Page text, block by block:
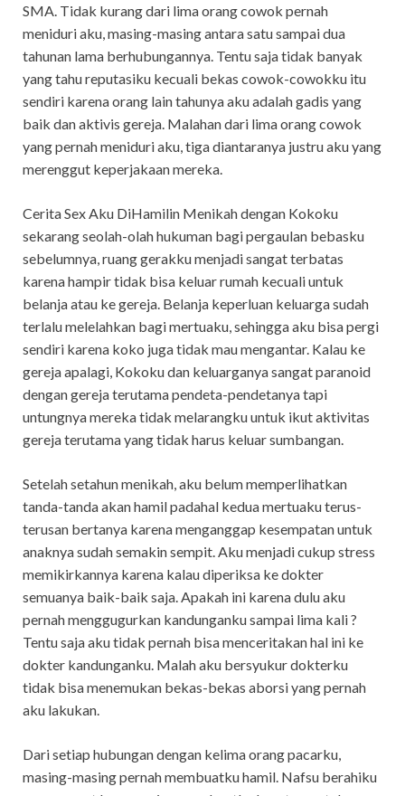
SMA. Tidak kurang dari lima orang cowok pernah
meniduri aku, masing-masing antara satu sampai dua
tahunan lama berhubungannya. Tentu saja tidak banyak
yang tahu reputasiku kecuali bekas cowok-cowokku itu
sendiri karena orang lain tahunya aku adalah gadis yang
baik dan aktivis gereja. Malahan dari lima orang cowok
yang pernah meniduri aku, tiga diantaranya justru aku yang
merenggut keperjakaan mereka.
Cerita Sex Aku DiHamilin Menikah dengan Kokoku
sekarang seolah-olah hukuman bagi pergaulan bebasku
sebelumnya, ruang gerakku menjadi sangat terbatas
karena hampir tidak bisa keluar rumah kecuali untuk
belanja atau ke gereja. Belanja keperluan keluarga sudah
terlalu melelahkan bagi mertuaku, sehingga aku bisa pergi
sendiri karena koko juga tidak mau mengantar. Kalau ke
gereja apalagi, Kokoku dan keluarganya sangat paranoid
dengan gereja terutama pendeta-pendetanya tapi
untungnya mereka tidak melarangku untuk ikut aktivitas
gereja terutama yang tidak harus keluar sumbangan.
Setelah setahun menikah, aku belum memperlihatkan
tanda-tanda akan hamil padahal kedua mertuaku terus-
terusan bertanya karena menganggap kesempatan untuk
anaknya sudah semakin sempit. Aku menjadi cukup stress
memikirkannya karena kalau diperiksa ke dokter
semuanya baik-baik saja. Apakah ini karena dulu aku
pernah menggugurkan kandunganku sampai lima kali ?
Tentu saja aku tidak pernah bisa menceritakan hal ini ke
dokter kandunganku. Malah aku bersyukur dokterku
tidak bisa menemukan bekas-bekas aborsi yang pernah
aku lakukan.
Dari setiap hubungan dengan kelima orang pacarku,
masing-masing pernah membuatku hamil. Nafsu berahiku